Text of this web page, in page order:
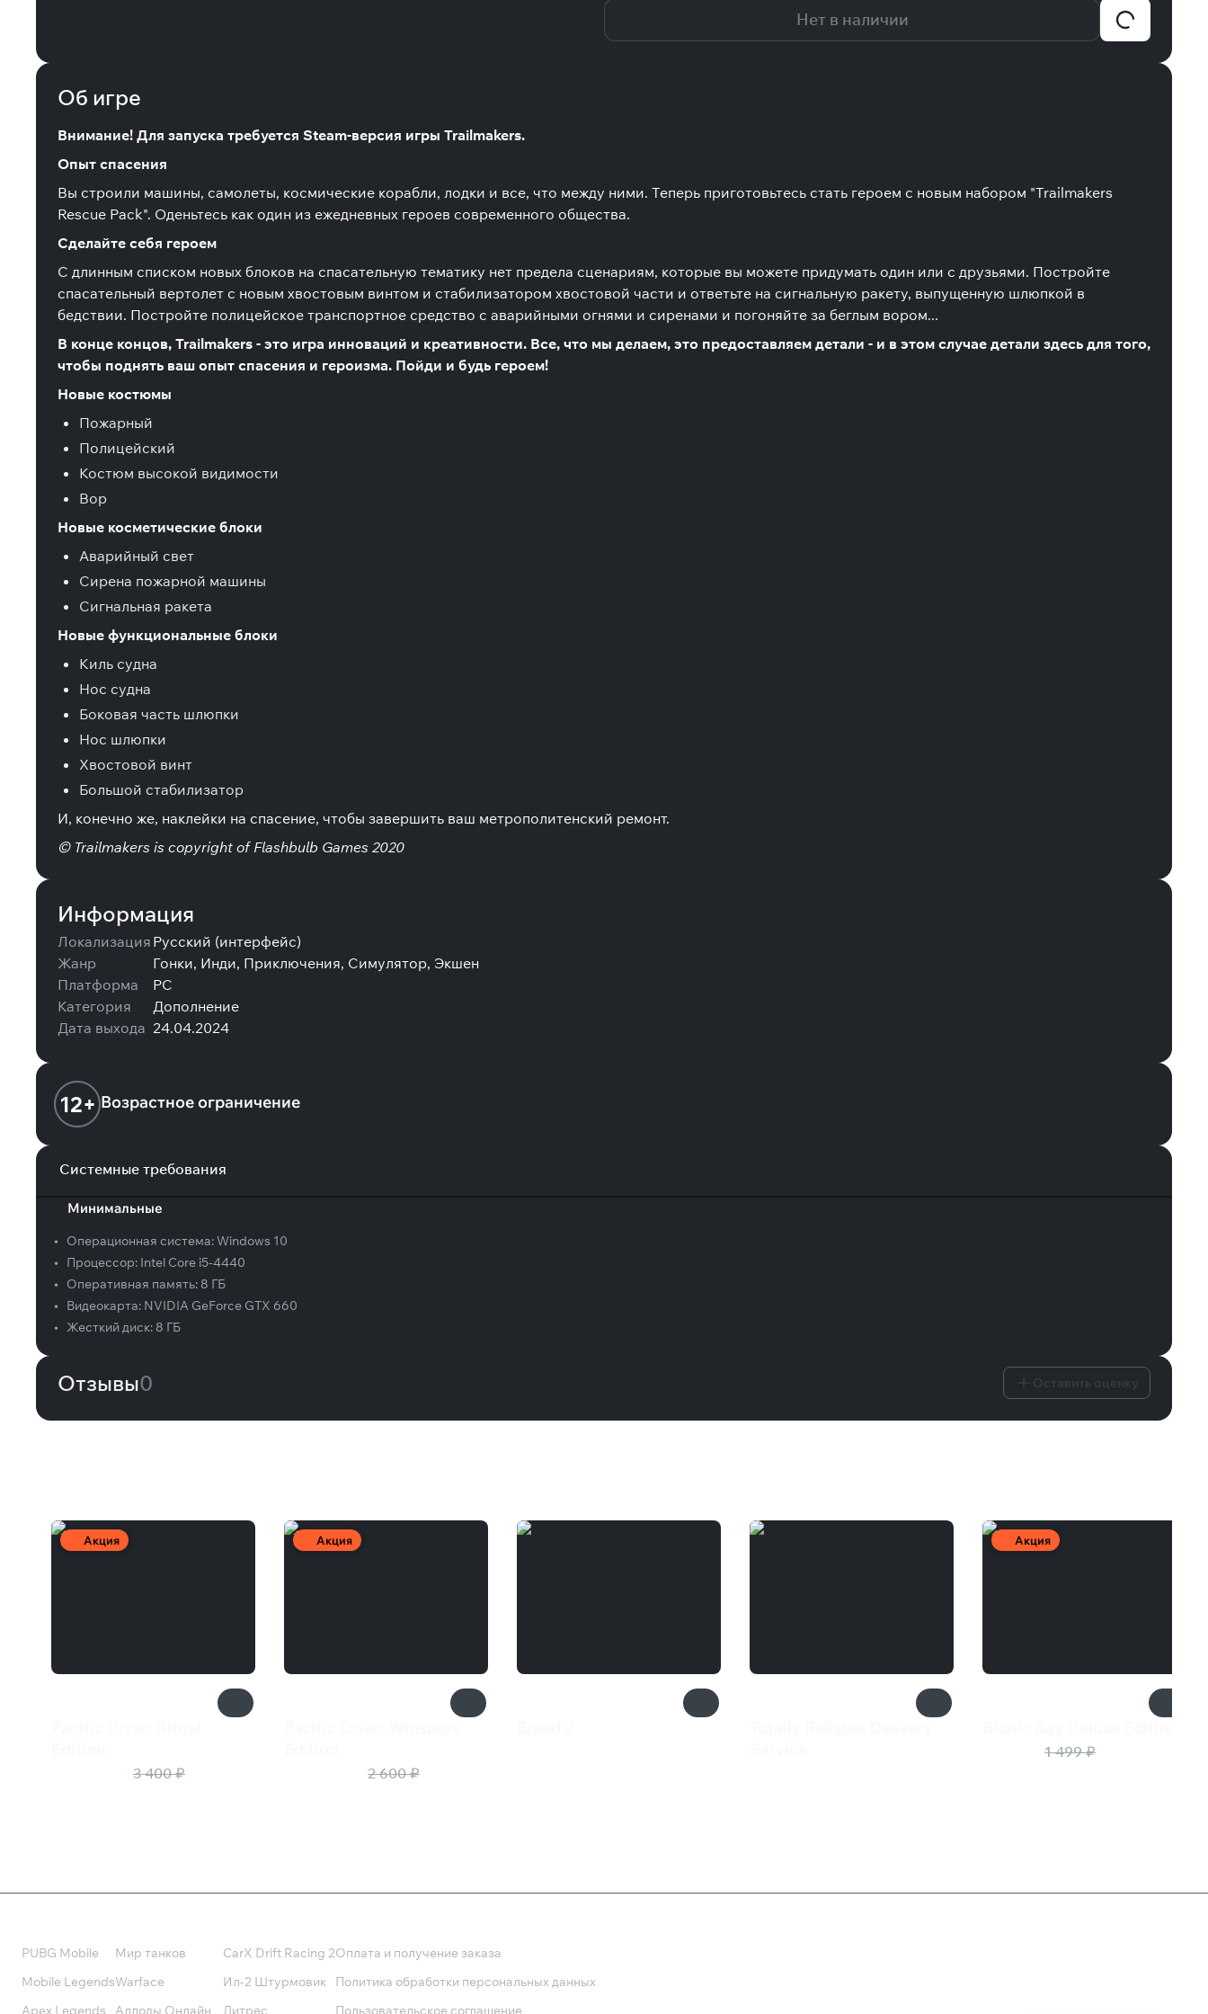
Нет в наличии
Об игре
Внимание! Для запуска требуется Steam-версия игры Trailmakers.
Опыт спасения
Вы строили машины, самолеты, космические корабли, лодки и все, что между ними. Теперь приготовьтесь стать героем с новым набором "Trailmakers
Rescue Pack". Оденьтесь как один из ежедневных героев современного общества.
Сделайте себя героем
С длинным списком новых блоков на спасательную тематику нет предела сценариям, которые вы можете придумать один или с друзьями. Постройте
спасательный вертолет с новым хвостовым винтом и стабилизатором хвостовой части и ответьте на сигнальную ракету, выпущенную шлюпкой в
бедствии. Постройте полицейское транспортное средство с аварийными огнями и сиренами и погоняйте за беглым вором...
В конце концов, Trailmakers - это игра инноваций и креативности. Все, что мы делаем, это предоставляем детали - и в этом случае детали здесь для того,
чтобы поднять ваш опыт спасения и героизма. Пойди и будь героем!
Новые костюмы
Пожарный
Полицейский
Костюм высокой видимости
Вор
Новые косметические блоки
Аварийный свет
Сирена пожарной машины
Сигнальная ракета
Новые функциональные блоки
Киль судна
Нос судна
Боковая часть шлюпки
Нос шлюпки
Хвостовой винт
Большой стабилизатор
И, конечно же, наклейки на спасение, чтобы завершить ваш метрополитенский ремонт.
© Trailmakers is copyright of Flashbulb Games 2020
Информация
Локализация Русский (интерфейс)
Жанр
Гонки, Инди, Приключения, Симулятор, Экшен
Платформа
PC
Категория
Дополнение
Дата выхода 24.04.2024
12+ Возрастное ограничение
Системные требования
Минимальные
• Операционная система:Windows 10
•
Процессор: Intel Core i5-4440
•
Оперативная память: 8 ГБ
•
Видеокарта: NVIDIA GeForce GTX 660
•
Жесткий диск: 8 ГБ
Отзывы0
Акция
3 400 ₽
Акция
2 600 ₽
Акция
1 499 ₽
PUBG Mobile
Mobile Legends
Apex Legends
Мир танков
Warface
Аллоды Онлайн
CarX Drift Racing 2
Ил-2 Штурмовик
Литрес
Оплата и получение заказа
Политика обработки персональных данных
Пользовательское соглашение